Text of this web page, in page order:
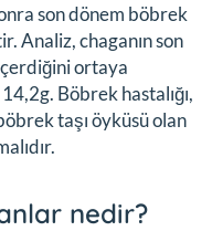
son dönem böbrek
Analiz, chaganın son
ortaya
Böbrek hastalığı,
taşı öyküsü olan
nedir?